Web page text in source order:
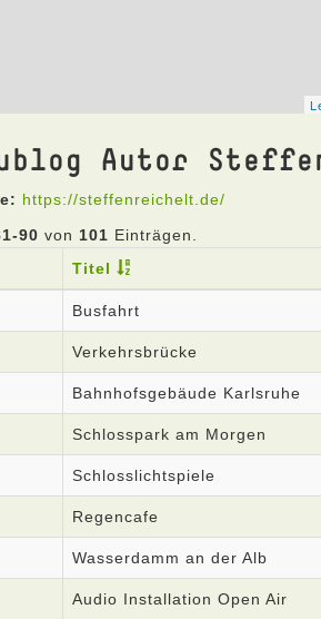
Autor
https://steffenreichelt.de/
90 von 101 Einträgen.
Titel
Busfahrt
Verkehrsbrücke
Bahnhofsgebäude Karlsruhe
Schlosspark am Morgen
Schlosslichtspiele
Regencafe
Wasserdamm an der Alb
Audio Installation Open Air